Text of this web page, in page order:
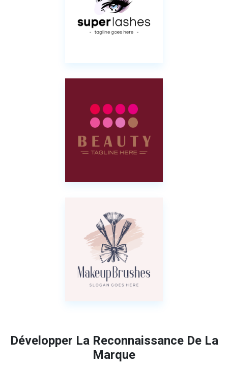
Développer La Reconnaissance De La
Marque